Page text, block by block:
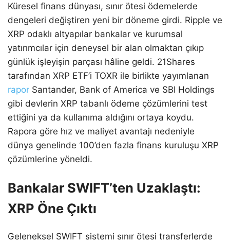
Küresel finans dünyası, sınır ötesi ödemelerde
dengeleri değiştiren yeni bir döneme girdi. Ripple ve
XRP odaklı altyapılar bankalar ve kurumsal
yatırımcılar için deneysel bir alan olmaktan çıkıp
günlük işleyişin parçası hâline geldi. 21Shares
tarafından XRP ETF’i TOXR ile birlikte yayımlanan
rapor Santander, Bank of America ve SBI Holdings
gibi devlerin XRP tabanlı ödeme çözümlerini test
ettiğini ya da kullanıma aldığını ortaya koydu.
Rapora göre hız ve maliyet avantajı nedeniyle
dünya genelinde 100’den fazla finans kuruluşu XRP
çözümlerine yöneldi.
Bankalar SWIFT’ten Uzaklaştı:
XRP Öne Çıktı
Geleneksel SWIFT sistemi sınır ötesi transferlerde